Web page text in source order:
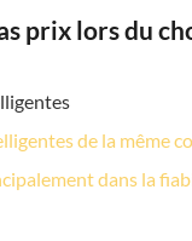
prix lors du
de la même
dans la